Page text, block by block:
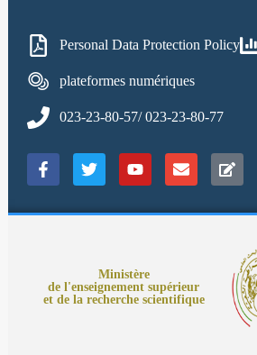
Personal Data Protection Policy
plateformes numériques
023-23-80-57/ 023-23-80-77
Ministère
de l'enseignement supérieur
et de la recherche scientifique